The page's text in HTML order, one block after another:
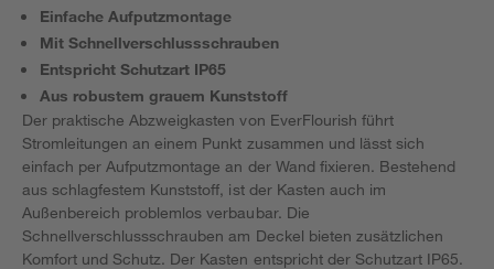
Einfache Aufputzmontage
Mit Schnellverschlussschrauben
Entspricht Schutzart IP65
Aus robustem grauem Kunststoff
Der praktische Abzweigkasten von EverFlourish führt
Stromleitungen an einem Punkt zusammen und lässt sich
einfach per Aufputzmontage an der Wand fixieren. Bestehend
aus schlagfestem Kunststoff, ist der Kasten auch im
Außenbereich problemlos verbaubar. Die
Schnellverschlussschrauben am Deckel bieten zusätzlichen
Komfort und Schutz. Der Kasten entspricht der Schutzart IP65.